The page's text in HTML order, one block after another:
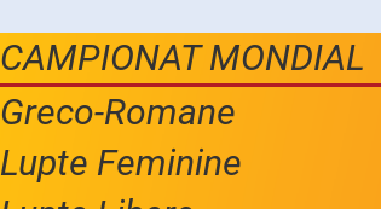
CAMPIONAT MONDIAL
Greco-Romane
Lupte Feminine